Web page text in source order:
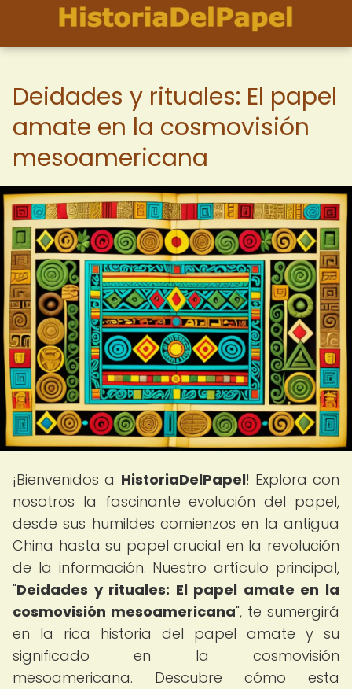
Deidades y rituales: El papel
amate en la cosmovisión
mesoamericana
¡Bienvenidos a HistoriaDelPapel! Explora con
nosotros la fascinante evolución del papel,
desde sus humildes comienzos en la antigua
China hasta su papel crucial en la revolución
de la información. Nuestro artículo principal,
"Deidades y rituales: El papel amate en la
cosmovisión mesoamericana", te sumergirá
en la rica historia del papel amate y su
significado en la cosmovisión
mesoamericana. Descubre cómo esta